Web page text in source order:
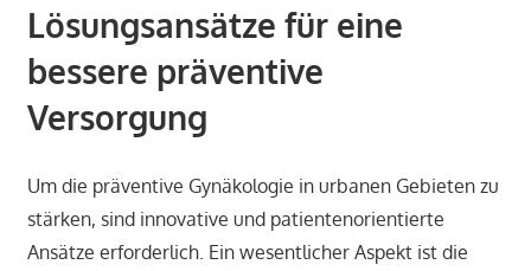
Lösungsansätze für eine
bessere präventive
Versorgung
Um die präventive Gynäkologie in urbanen Gebieten zu
stärken, sind innovative und patientenorientierte
Ansätze erforderlich. Ein wesentlicher Aspekt ist die